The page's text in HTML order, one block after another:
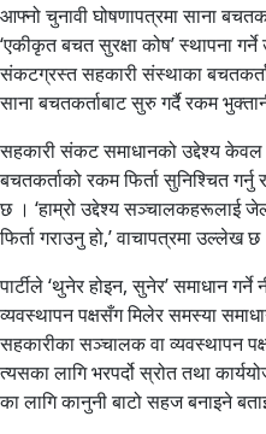
आफ्नो चुनावी घोषणापत्रमा साना
‘एकीकृत बचत सुरक्षा कोष’ स्थापना
संकटग्रस्त सहकारी संस्थाका
साना बचतकर्ताबाट सुरु गर्दै रकम
सहकारी संकट समाधानको उद्देश्य केवल
बचतकर्ताको रकम फिर्ता सुनिश्चित गर्नु
छ । ‘हाम्रो उद्देश्य सञ्चालकहरूलाई
फिर्ता गराउनु हो,’ वाचापत्रमा उल्लेख छ
पार्टीले ‘थुनेर होइन, सुनेर’ समाधान
व्यवस्थापन पक्षसँग मिलेर समस्या
सहकारीका सञ्चालक वा व्यवस्थापन
त्यसका लागि भरपर्दो स्रोत तथा
का लागि कानुनी बाटो सहज बनाइने